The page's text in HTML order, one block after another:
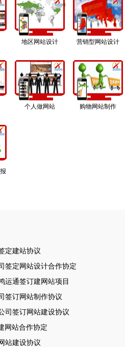
地区网站设计 营销型网站设计
个人做网站 购物网站制作
定建站协议
签定网站设计合作协定
运通签订建网站项目
签订网站制作协议
司签订网站建设协议
网站合作协定
站建设协议